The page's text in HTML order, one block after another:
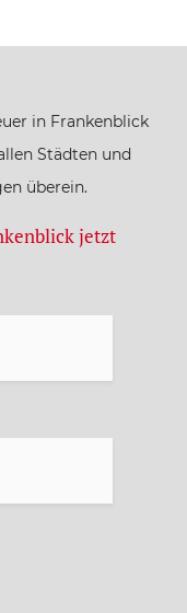
in Frankenblick
Städten und
überein.
jetzt